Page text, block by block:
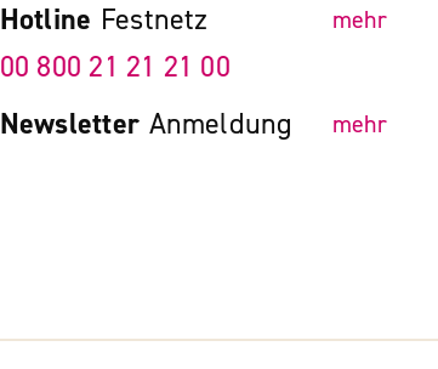
Hotline Festnetz mehr
00 800 21 21 21 00
Newsletter Anmeldung mehr